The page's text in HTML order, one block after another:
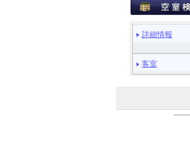
ペ
ー
ジ
メ
ニ
ュ
詳細情報
客室